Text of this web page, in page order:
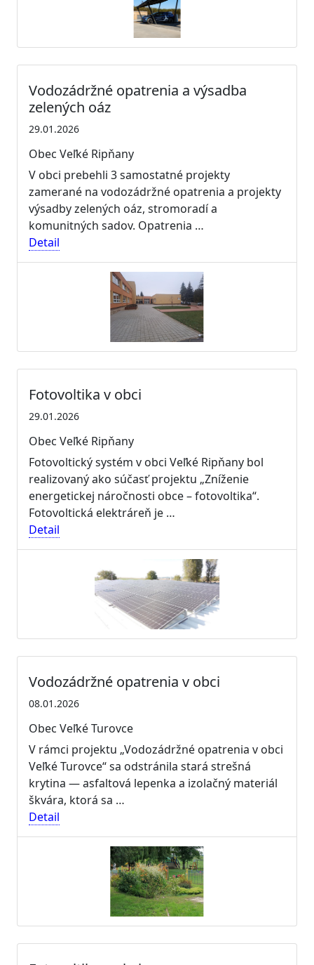
Vodozádržné opatrenia a výsadba
zelených oáz
29.01.2026
Obec Veľké Ripňany
V obci prebehli 3 samostatné projekty
zamerané na vodozádržné opatrenia a projekty
výsadby zelených oáz, stromoradí a
komunitných sadov. Opatrenia …
Detail
Fotovoltika v obci
29.01.2026
Obec Veľké Ripňany
Fotovoltický systém v obci Veľké Ripňany bol
realizovaný ako súčasť projektu „Zníženie
energetickej náročnosti obce – fotovoltika“.
Fotovoltická elektráreň je …
Detail
Vodozádržné opatrenia v obci
08.01.2026
Obec Veľké Turovce
V rámci projektu „Vodozádržné opatrenia v obci
Veľké Turovce“ sa odstránila stará strešná
krytina — asfaltová lepenka a izolačný materiál
škvára, ktorá sa …
Detail